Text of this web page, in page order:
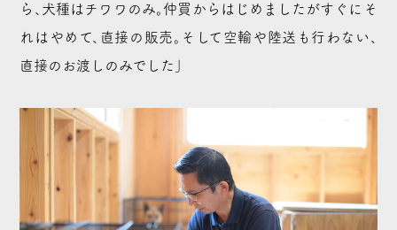
ら、犬種はチワワのみ。仲買からはじめましたがすぐにそ
れはやめて、直接の販売。そして空輸や陸送も行わない、
直接のお渡しのみでした」